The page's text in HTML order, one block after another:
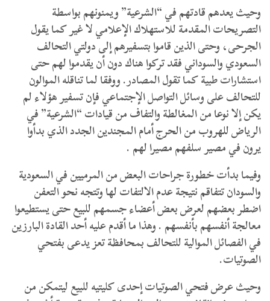
وحيث يعدهم قادتهم في “الشرعية” ويمنونهم بواسطة
التصريحات المقدمة للاستهلاك الإعلامي لا غير كما يقول
الجرحى، وحتى الذين قاموا بتسفيرهم إلى دولتي التحالف
السعودي والسوداني فقد تركوا هناك دون أن يقدموا لهم حتى
استشارات طبية كما تقول المصادر. ووفقا لما تناقله الموالون
للتحالف على وسائل التواصل الإجتماعي فإن تسفير هؤلاء لم
يكن إلا نوعا من المغالطة والتفاف من قيادات “الشرعية” في
الرياض للهروب من الحرج أمام المجندين الجدد الذي بدأوا
يرون في مصير سلفهم مصيرا لهم .
وفيما بدأت خطورة جراحات البعض من المرميين في السعودية
والسودان تتفاقم نتيجة عدم الالتفات لها وتتجه نحو التعفن
اضطر بعضهم لعرض بعض أعضاء جسمهم للبيع حتى يستطيعوا
معالجة أنفسهم بأنفسهم . وهذا ما أقدم عليه أحد القادة البارزين
في الفصائل الموالية للتحالف بمحافظة تعز يدعى بفتحي
الصوتيات.
وحيث عرض فتحي الصوتيات إحدى كليتيه للبيع ليتمكن من